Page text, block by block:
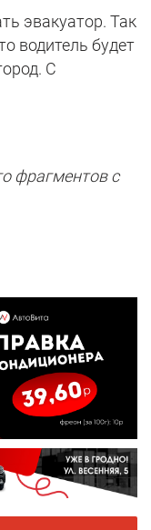
эвакуатор. Так
водитель будет
С
фрагментов с